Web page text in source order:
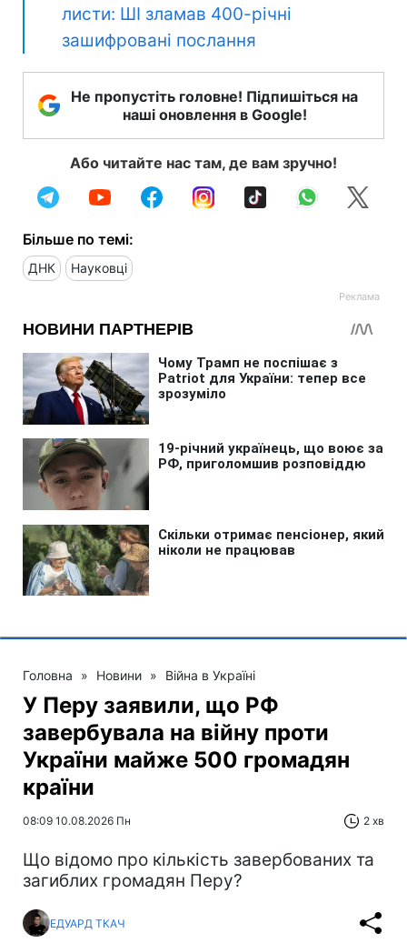
листи: ШІ зламав 400-річні
зашифровані послання
Не пропустіть головне! Підпишіться на
наші оновлення в Google!
Або читайте нас там, де вам зручно!
Більше по темі:
ДНК Науковці
Головна » Новини » Війна в Україні
У Перу заявили, що РФ
завербувала на війну проти
України майже 500 громадян
країни
08:09 10.08.2026 Пн 2 хв
Що відомо про кількість завербованих та
загиблих громадян Перу?
ЕДУАРД ТКАЧ